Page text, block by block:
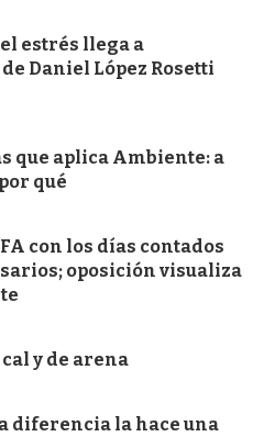
estrés llega a
Daniel López Rosetti
que aplica Ambiente: a
qué
con los días contados
oposición visualiza
cal y de arena
diferencia la hace una